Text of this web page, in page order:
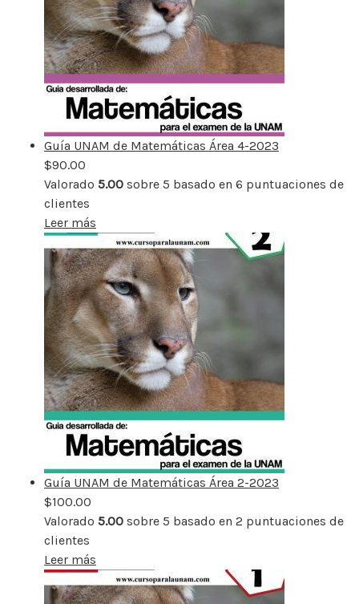
Guía UNAM de Matemáticas Área 4-2023
$90.00
Valorado 5.00 sobre 5 basado en 6 puntuaciones de
clientes
Leer más
Guía UNAM de Matemáticas Área 2-2023
$100.00
Valorado 5.00 sobre 5 basado en 2 puntuaciones de
clientes
Leer más